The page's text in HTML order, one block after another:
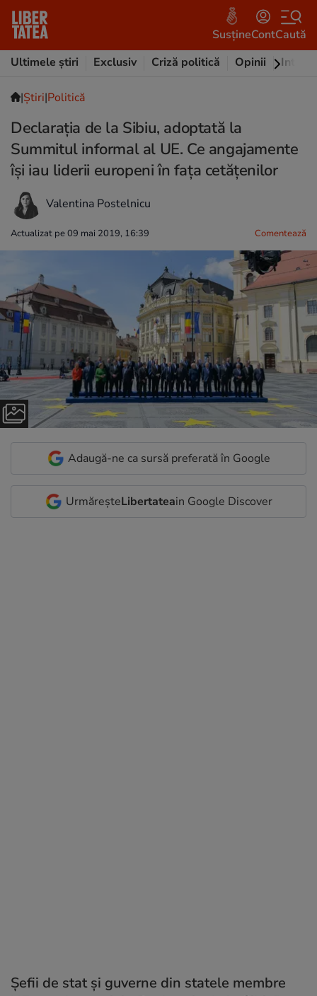
SusțineContCaută
Ultimele știri
Exclusiv Criză politică Opinii
|Ştiri|Politică
Declaraţia de la Sibiu, adoptată la
Summitul informal al UE. Ce angajamente
îşi iau liderii europeni în faţa cetăţenilor
Valentina Postelnicu
Actualizat pe 09 mai 2019, 16:39 Comentează
Adaugă-ne ca sursă preferată în Google
UrmăreșteLibertateain Google Discover
Şefii de stat şi guverne din statele membre